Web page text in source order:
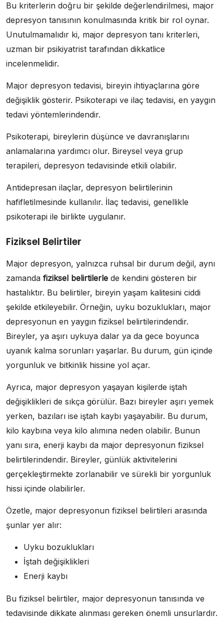
Bu kriterlerin doğru bir şekilde değerlendirilmesi, major
depresyon tanısının konulmasında kritik bir rol oynar.
Unutulmamalıdır ki, major depresyon tanı kriterleri,
uzman bir psikiyatrist tarafından dikkatlice
incelenmelidir.
Major depresyon tedavisi, bireyin ihtiyaçlarına göre
değişiklik gösterir. Psikoterapi ve ilaç tedavisi, en yaygın
tedavi yöntemlerindendir.
Psikoterapi, bireylerin düşünce ve davranışlarını
anlamalarına yardımcı olur. Bireysel veya grup
terapileri, depresyon tedavisinde etkili olabilir.
Antidepresan ilaçlar, depresyon belirtilerinin
hafifletilmesinde kullanılır. İlaç tedavisi, genellikle
psikoterapi ile birlikte uygulanır.
Fiziksel Belirtiler
Major depresyon, yalnızca ruhsal bir durum değil, aynı
zamanda fiziksel belirtilerle de kendini gösteren bir
hastalıktır. Bu belirtiler, bireyin yaşam kalitesini ciddi
şekilde etkileyebilir. Örneğin, uyku bozuklukları, major
depresyonun en yaygın fiziksel belirtilerindendir.
Bireyler, ya aşırı uykuya dalar ya da gece boyunca
uyanık kalma sorunları yaşarlar. Bu durum, gün içinde
yorgunluk ve bitkinlik hissine yol açar.
Ayrıca, major depresyon yaşayan kişilerde iştah
değişiklikleri de sıkça görülür. Bazı bireyler aşırı yemek
yerken, bazıları ise iştah kaybı yaşayabilir. Bu durum,
kilo kaybına veya kilo alımına neden olabilir. Bunun
yanı sıra, enerji kaybı da major depresyonun fiziksel
belirtilerindendir. Bireyler, günlük aktivitelerini
gerçekleştirmekte zorlanabilir ve sürekli bir yorgunluk
hissi içinde olabilirler.
Özetle, major depresyonun fiziksel belirtileri arasında
şunlar yer alır:
Uyku bozuklukları
İştah değişiklikleri
Enerji kaybı
Bu fiziksel belirtiler, major depresyonun tanısında ve
tedavisinde dikkate alınması gereken önemli unsurlardır.